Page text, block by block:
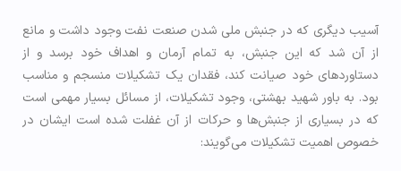
آسیب دیگری که در جنبش ملی شدن صنعت نفت وجود داشت و مانع
از آن شد که این جنبش، به تمام آرمان و اهداف خود برسد و از
دستاوردهای خود صیانت کند، فقدان یک تشکیلات منسجم و مناسب
بود. به باور شهید بهشتی، وجود تشکیلات، از مسائل بسیار مهمی است
که در بسیاری از جنبش‌ها و حرکات از آن غفلت شده است ایشان در
خصوص اهمیت تشکیلات می‌گویند: